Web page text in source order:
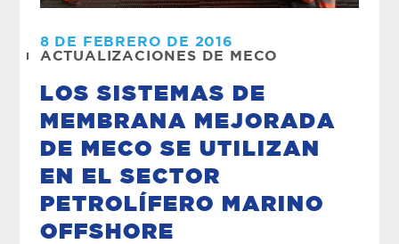
8 DE FEBRERO DE 2016
ACTUALIZACIONES DE MECO
LOS SISTEMAS DE
MEMBRANA MEJORADA
DE MECO SE UTILIZAN
EN EL SECTOR
PETROLÍFERO MARINO
OFFSHORE